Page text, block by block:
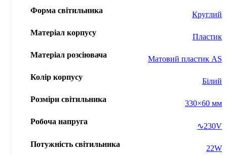
Форма світильника Круглий
Матеріал корпусу Пластик
Матеріал розсіювача Матовий пластик AS
Колір корпусу Білий
Розміри світильника 330×60 мм
Робоча напруга ∿230V
Потужність світильника 22W